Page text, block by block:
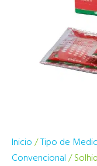
Inicio/Tipo de
Convencional/